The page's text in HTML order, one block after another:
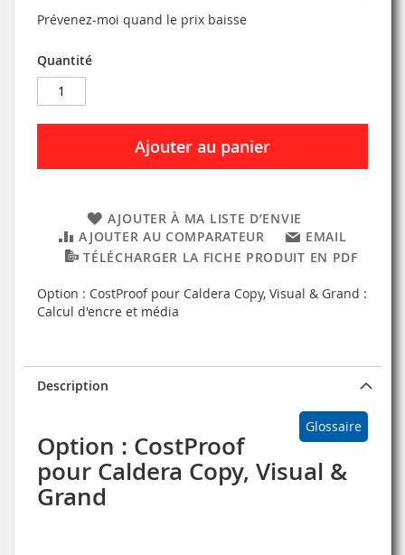
Prévenez-moi quand le prix baisse
Quantité
Ajouter au panier
AJOUTER À MA LISTE D’ENVIE
AJOUTER AU COMPARATEUR
EMAIL
TÉLÉCHARGER LA FICHE PRODUIT EN PDF
Option : CostProof pour Caldera Copy, Visual & Grand :
Calcul d'encre et média
Description
Glossaire
Option : CostProof
pour Caldera Copy, Visual &
Grand